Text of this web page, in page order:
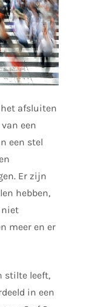
afsluiten
een
een stel
Er zijn
hebben,
niet
meer en er
stilte leeft,
in een